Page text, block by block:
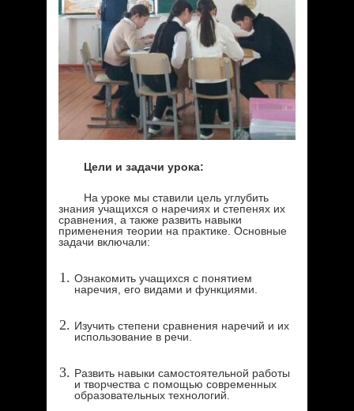
Цели и задачи урока:
На уроке мы ставили цель углубить
знания учащихся о наречиях и степенях их
сравнения, а также развить навыки
применения теории на практике. Основные
задачи включали:
Ознакомить учащихся с понятием
наречия, его видами и функциями.
Изучить степени сравнения наречий и их
использование в речи.
Развить навыки самостоятельной работы
и творчества с помощью современных
образовательных технологий.